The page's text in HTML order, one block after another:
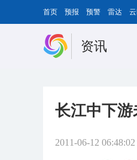
首页 预报 预警 雷达
资讯
长江中下
2011-06-12 06:48:02